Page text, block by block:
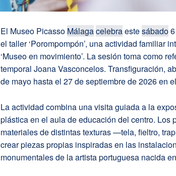
El Museo Picasso Málagacelebraestesábado
el taller ‘Porompompón’, una actividad familiar
‘Museo en movimiento’. La sesión toma como
temporal Joana Vasconcelos. Transfiguración,
de mayo hasta el 27 de septiembre de 2026 en
La actividad combina una visita guiada a la
plástica en el aula de educación del centro. Los
materiales de distintas texturas —tela, fieltro,
crear piezas propias inspiradas en las
monumentales de la artista portuguesa nacida